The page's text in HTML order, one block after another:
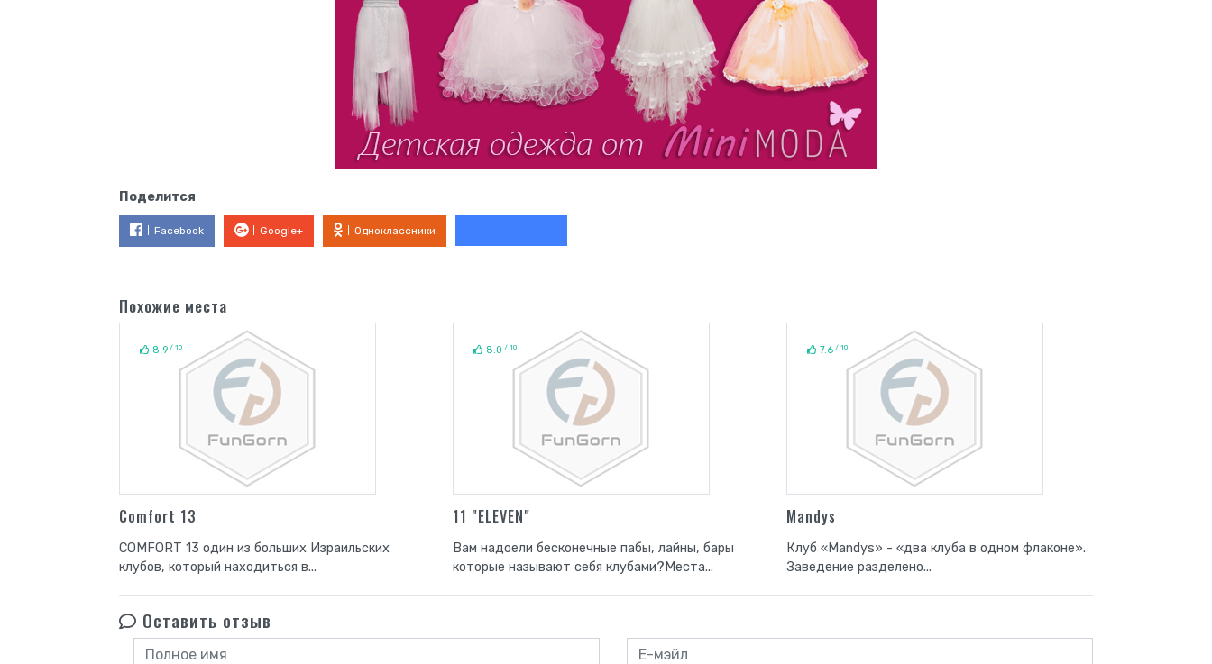
Поделится
Facebook Google+ Одноклассники
Похожие места
8.9 / 10
Comfort 13
COMFORT 13 один из больших Израильских
клубов, который находиться в...
8.0 / 10
11 "ELEVEN"
Вам надоели бесконечные пабы, лайны, бары
которые называют себя клубами?Места...
7.6 / 10
Mandys
Клуб «Mandys» - «два клуба в одном флаконе».
Заведение разделено...
Оставить отзыв